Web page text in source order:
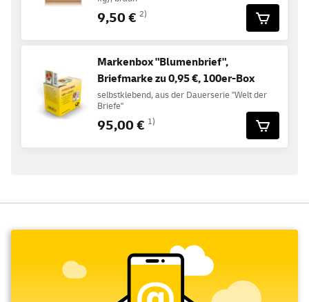
9,50 € 2)
Markenbox "Blumenbrief",
Briefmarke zu 0,95 €, 100er-Box
selbstklebend, aus der Dauerserie "Welt der
Briefe"
95,00 € 1)